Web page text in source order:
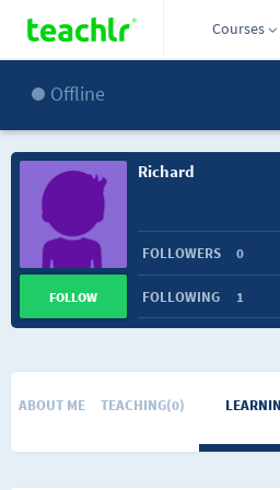
Courses
Offline
Richard
FOLLOWERS 0
FOLLOWING 1
FOLLOW
ABOUT ME TEACHING(0)